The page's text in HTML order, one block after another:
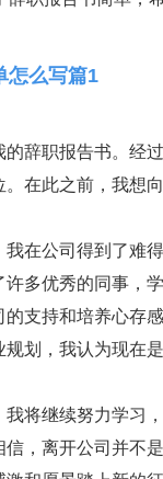
怎么写篇1
的辞职报告书。经
在此之前，我想
我在公司得到了难
多优秀的同事，
支持和培养心存
划，我认为现在
我将继续努力学习
，离开公司并不